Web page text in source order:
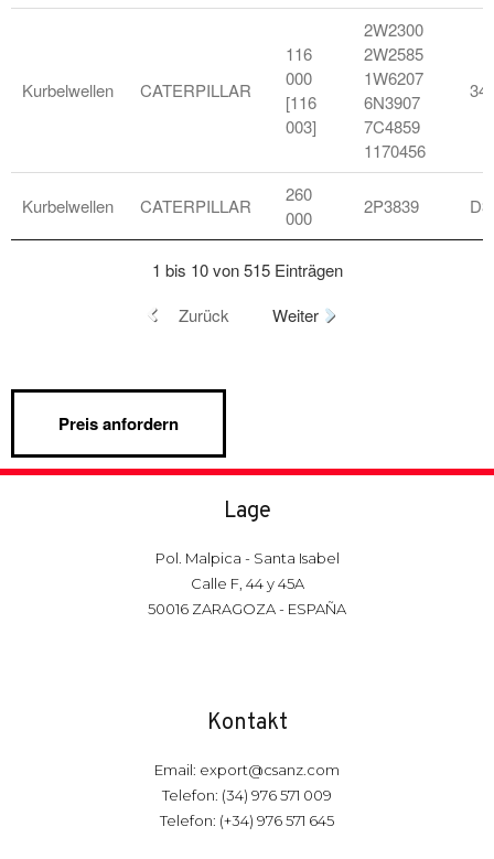
Kurbelwellen CATERPILLAR
116
000
[116
003]
2W2300
2W2585
1W6207
6N3907
7C4859
1170456
Kurbelwellen CATERPILLAR
260
000
2P3839
1 bis 10 von 515 Einträgen
Zurück
Weiter
Lage
Pol. Malpica - Santa Isabel
Calle F, 44 y 45A
50016 ZARAGOZA - ESPAÑA
Kontakt
Email: export@csanz.com
Telefon: (34) 976 571 009
Telefon: (+34) 976 571 645